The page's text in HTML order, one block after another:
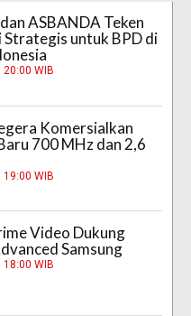
ASBANDA Teken
Strategis untuk BPD di
WIB
Komersialkan
700 MHz dan 2,6
WIB
Video Dukung
Samsung
WIB